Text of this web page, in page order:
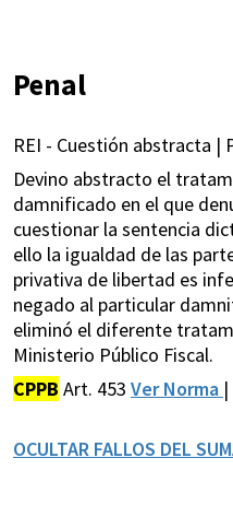
Penal
REI - Cuestión abstracta
Devino abstracto el
damnificado en el que
cuestionar la sentencia
ello la igualdad de las
privativa de libertad es
negado al particular
eliminó el diferente
Ministerio Público Fiscal.
CPPB Art. 453 Ver Norma |
OCULTAR FALLOS DEL